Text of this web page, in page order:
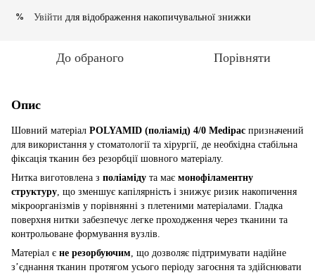
% Увійти для відображення накопичувальної знижки
До обраного Порівняти
Опис
Шовний матеріал POLYAMID (поліамід) 4/0 Medipac призначений
для використання у стоматології та хірургії, де необхідна стабільна
фіксація тканин без резорбції шовного матеріалу.
Нитка виготовлена з поліаміду та має монофіламентну
структуру , що зменшує капілярність і знижує ризик накопичення
мікроорганізмів у порівнянні з плетеними матеріалами. Гладка
поверхня нитки забезпечує легке проходження через тканини та
контрольоване формування вузлів.
Матеріал є не резорбуючим , що дозволяє підтримувати надійне
з’єднання тканин протягом усього періоду загоєння та здійснювати